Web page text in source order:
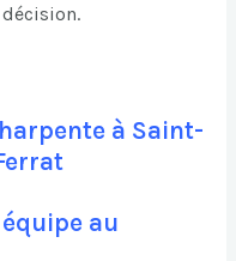
à Saint-
au